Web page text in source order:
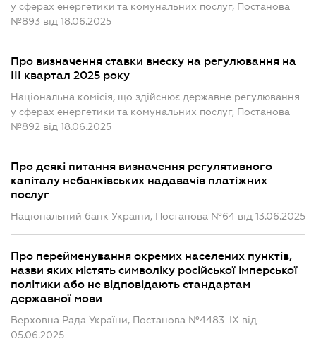
у сферах енергетики та комунальних послуг, Постанова
№893 від 18.06.2025
Про визначення ставки внеску на регулювання на
III квартал 2025 року
Національна комісія, що здійснює державне регулювання
у сферах енергетики та комунальних послуг, Постанова
№892 від 18.06.2025
Про деякі питання визначення регулятивного
капіталу небанківських надавачів платіжних
послуг
Національний банк України, Постанова №64 від 13.06.2025
Про перейменування окремих населених пунктів,
назви яких містять символіку російської імперської
політики або не відповідають стандартам
державної мови
Верховна Рада України, Постанова №4483-IX від
05.06.2025